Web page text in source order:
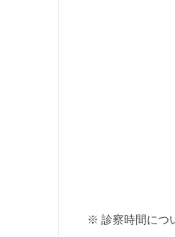
※ 診察時間につ